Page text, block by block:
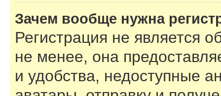
Зачем вообще нужна
Регистрация не является
не менее, она
и удобства, недоступные